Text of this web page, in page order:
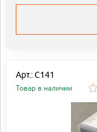
Арт.: C141
Товар в наличии